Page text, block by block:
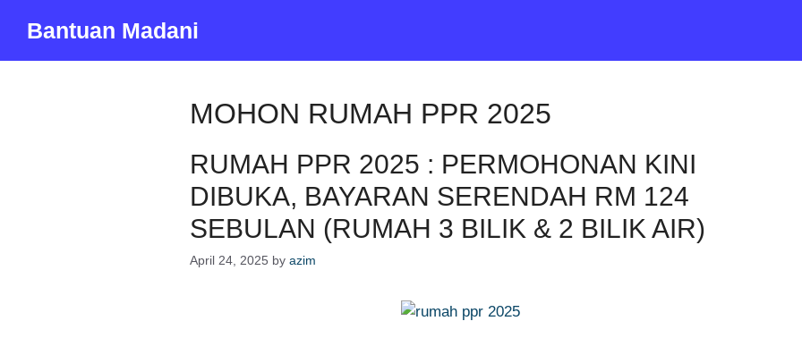
Bantuan Madani
MOHON RUMAH PPR 2025
RUMAH PPR 2025 : PERMOHONAN KINI
DIBUKA, BAYARAN SERENDAH RM 124
SEBULAN (RUMAH 3 BILIK & 2 BILIK AIR)
April 24, 2025 by azim